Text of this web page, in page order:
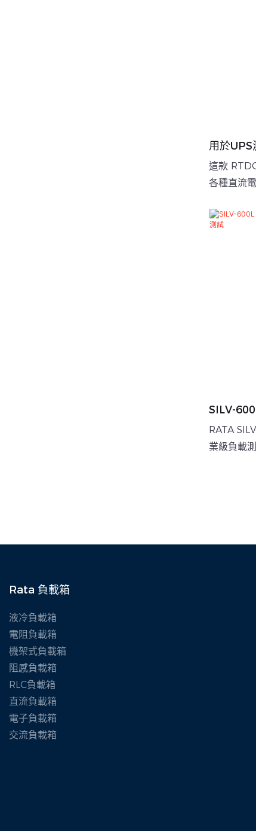
用於
負載箱
這款
各種直流
試、容量
SILV-
箱，用於
RATA
業級負載
Rata 負載箱
液冷負載箱
電阻負載箱
機架式負載箱
阻感負載箱
RLC負載箱
直流負載箱
電子負載箱
交流負載箱